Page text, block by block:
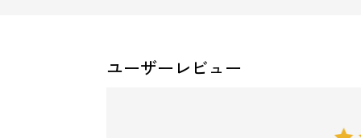
ユーザーレビュー